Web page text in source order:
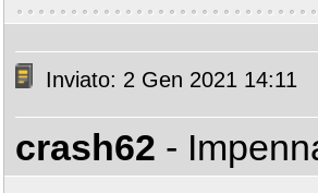
Inviato: 2 Gen 2021 14:11
crash62 -